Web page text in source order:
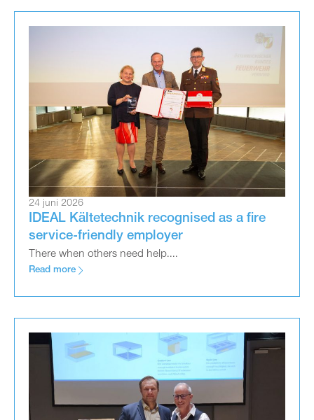
24 juni 2026
IDEAL Kältetechnik recognised as a fire
service-friendly employer
There when others need help....
Read more